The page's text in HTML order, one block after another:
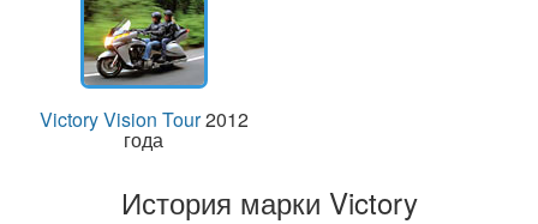
Victory Vision Tour2012
года
История марки Victory